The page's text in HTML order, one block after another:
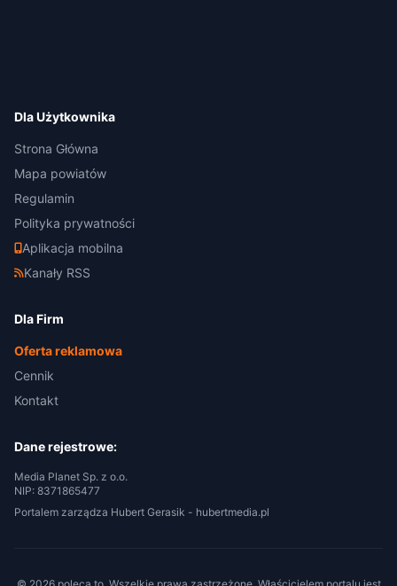
Dla Użytkownika
Strona Główna
Mapa powiatów
Regulamin
Polityka prywatności
Aplikacja mobilna
Kanały RSS
Dla Firm
Oferta reklamowa
Cennik
Kontakt
Dane rejestrowe:
Media Planet Sp. z o.o.
NIP: 8371865477
Portalem zarządza Hubert Gerasik - hubertmedia.pl
© 2026 poleca.to. Wszelkie prawa zastrzeżone. Właścicielem portalu jest